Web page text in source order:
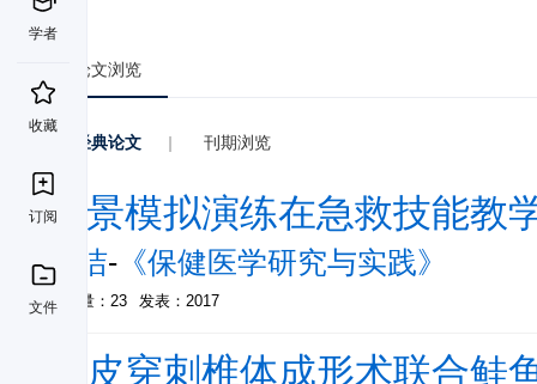
学者
收藏
订阅
文件
论文浏览
经典论文 | 刊期浏览
情景模拟演练在急救技能教
李洁- 《保健医学研究与实践》
被引量：23 发表：2017
经皮穿刺椎体成形术联合